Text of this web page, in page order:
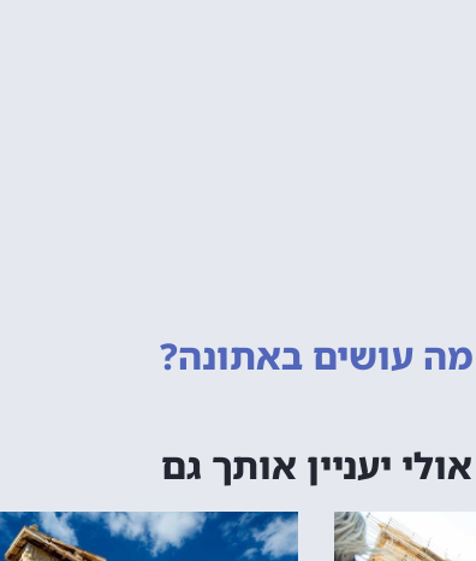
מה עושים באתונה?
אולי יעניין אותך גם